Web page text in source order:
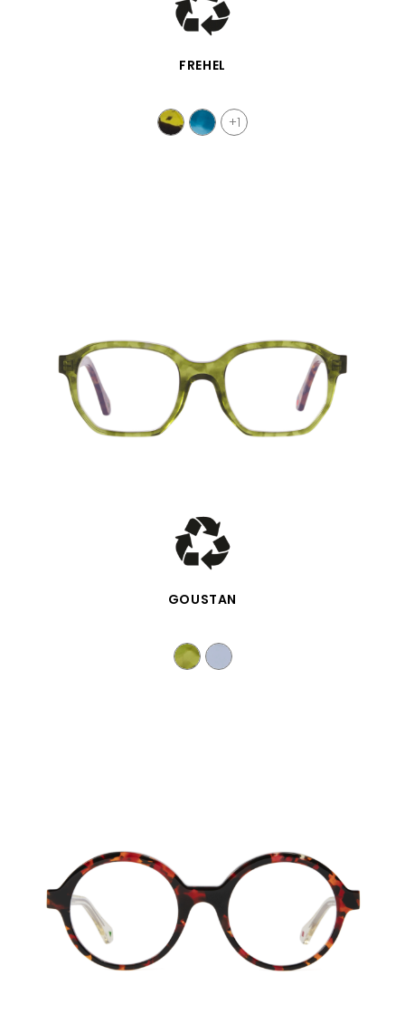
SCHNELLANSICHT
FREHEL
+1
SCHNELLANSICHT
GOUSTAN